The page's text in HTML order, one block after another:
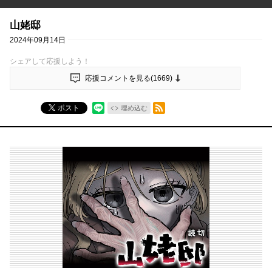
山姥邸
2024年09月14日
シェアして応援しよう！
応援コメントを見る(1669)
ポスト 埋め込む
RSSフィード